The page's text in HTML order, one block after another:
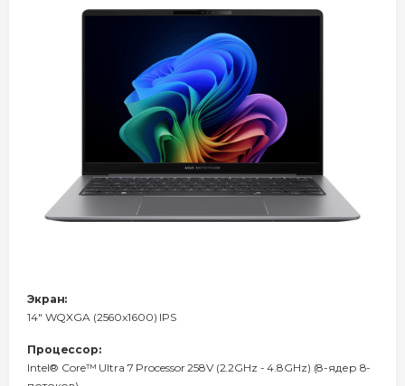
Экран:
14" WQXGA (2560x1600) IPS
Процессор:
Intel® Core™ Ultra 7 Processor 258V (2.2GHz - 4.8GHz) (8-ядер 8-